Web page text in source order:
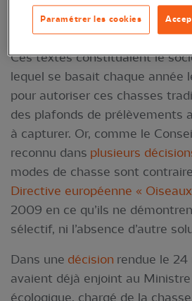
les départements de la
Lot-et-Garonne et des
Ces textes constituaient le
lequel se basait chaque année
pour autoriser ces chasses
des plafonds de prélèvements
à capturer. Or, comme le
reconnu dans plusieurs
modes de chasse sont
Directive européenne «
2009 en ce qu’ils ne
sélectif, ni l’absence d’autre
Dans une décision rendue le 24
avaient déjà enjoint au
écologique, chargé de la
Paramétrer les cookies